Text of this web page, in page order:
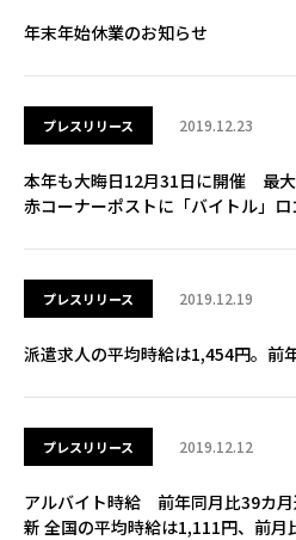
年末年始休業のお知らせ
プレスリリース 2019.12.23
本年も大晦日12月31日に開催 最
赤コーナーポストに「バイトル」ロ
プレスリリース 2019.12.19
派遣求人の平均時給は1,454円。前
プレスリリース 2019.12.12
アルバイト時給 前年同月比39カ
新 全国の平均時給は1,111円、前